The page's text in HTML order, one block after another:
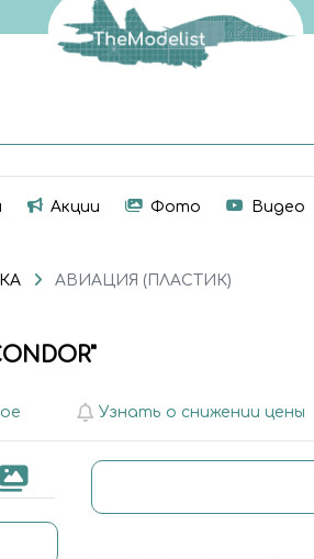
Акции Фото Видео
АВИАЦИЯ (ПЛАСТИК)
Узнать о снижении цены